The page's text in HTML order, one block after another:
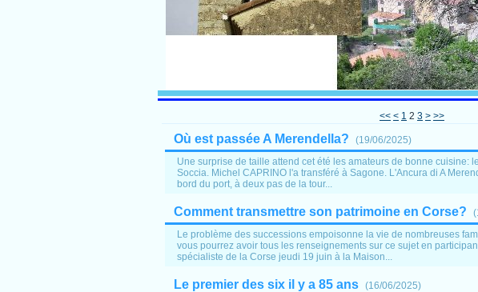
<< < 1 2 3 > >>
Où est passée A Merendella? (19/06/2025)
Une surprise de taille attend cet été les amateurs de bonne cuisine:
Soccia. Michel CAPRINO l'a transféré à Sagone. L'Ancura di A
bord du port, à deux pas de la tour...
Comment transmettre son patrimoine en Corse? (
Le problème des successions empoisonne la vie de nombreuses
vous pourrez avoir tous les renseignements sur ce sujet en
spécialiste de la Corse jeudi 19 juin à la Maison...
Le premier des six il y a 85 ans (16/06/2025)